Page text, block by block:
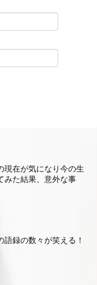
現在が気になり今の生
みた結果、意外な事
語録の数々が笑える！